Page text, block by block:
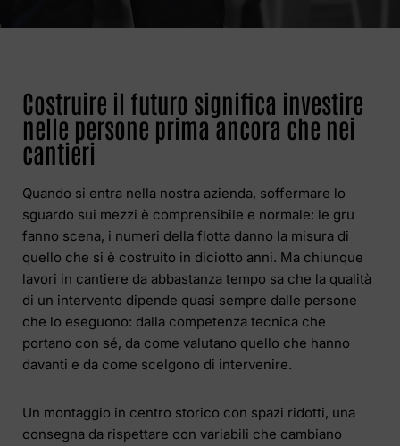
Costruire il futuro significa investire
nelle persone prima ancora che nei
cantieri
Quando si entra nella nostra azienda, soffermare lo
sguardo sui mezzi è comprensibile e normale: le gru
fanno scena, i numeri della flotta danno la misura di
quello che si è costruito in diciotto anni. Ma chiunque
lavori in cantiere da abbastanza tempo sa che la qualità
di un intervento dipende quasi sempre dalle persone
che lo eseguono: dalla competenza tecnica che
portano con sé, da come valutano quello che hanno
davanti e da come scelgono di intervenire.
Un montaggio in centro storico con spazi ridotti, una
consegna da rispettare con variabili che cambiano